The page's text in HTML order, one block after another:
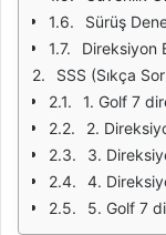
Sürüş
Direksiyon
SSS (Sıkça
1. Golf 7
2.
3.
4.
5. Golf 7